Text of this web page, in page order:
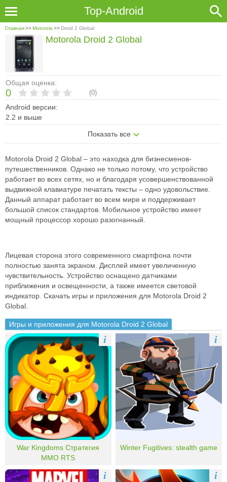
Top-Android
Главная>>Motorola >> Droid 2 Global
Общая оценка:
0 (0)
Android версии:
2.2 и выше
Показать все
Motorola Droid 2 Global
Motorola Droid 2 Global – это находка для бизнесменов-
путешественников. Однако не только потому, что устройство
работает во всех сетях, но и благодаря усовершенствованной
выдвижной клавиатуре печатать тексты – одно удовольствие.
Данный аппарат работает во всем мире и поддерживает
большой список стандартов. Мобильное устройство имеет
мощный процессор хорошо разогнанный.
Лицевая сторона этого современного смартфона почти
полностью занята экраном. Дисплей имеет увеличенную
чувствительность. Устройство оснащено датчиками
приближения и освещенности, а также имеется световой
индикатор. Скачать игры и приложения для Motorola Droid 2
Global.
Игры и приложения для Motorola Droid 2 Global
War Kingdoms Стратегия
MMO RTS
i
Winter Fugitives: stealth game
i
i i